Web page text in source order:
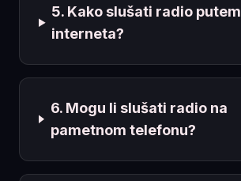
5. Kako slušati radio putem
interneta?
6. Mogu li slušati radio na
pametnom telefonu?